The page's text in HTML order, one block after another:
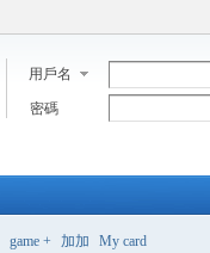
用戶名
密碼
game + 加加 My card